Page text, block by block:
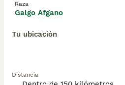
Raza
Galgo Afgano
Tu ubicación
Distancia